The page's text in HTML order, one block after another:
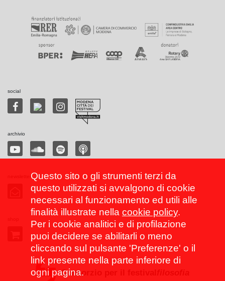
social
archivio
Consorzio per il festival
Questo sito o gli strumenti terzi da
questo utilizzati si avvalgono di cookie
necessari al funzionamento ed utili alle
finalità illustrate nella cookie policy.
Per i cookie analitici e di profilazione
puoi decidere se abilitarli o meno
cliccando sul pulsante 'Preferenze' o il
link presente nella parte inferiore di
ogni pagina.